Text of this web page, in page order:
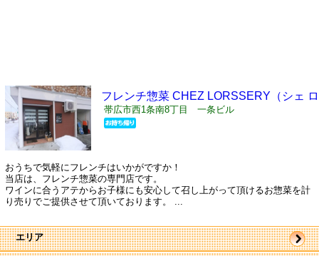
エリア
フレンチ惣菜 CHEZ LORSSERY（シェ ロ
ッスリー）
帯広市西1条南8丁目 一条ビル
おうちで気軽にフレンチはいかがですか！
当店は、フレンチ惣菜の専門店です。
ワインに合うアテからお子様にも安心して召し上がって頂けるお惣菜を計
り売りでご提供させて頂いております。 ...